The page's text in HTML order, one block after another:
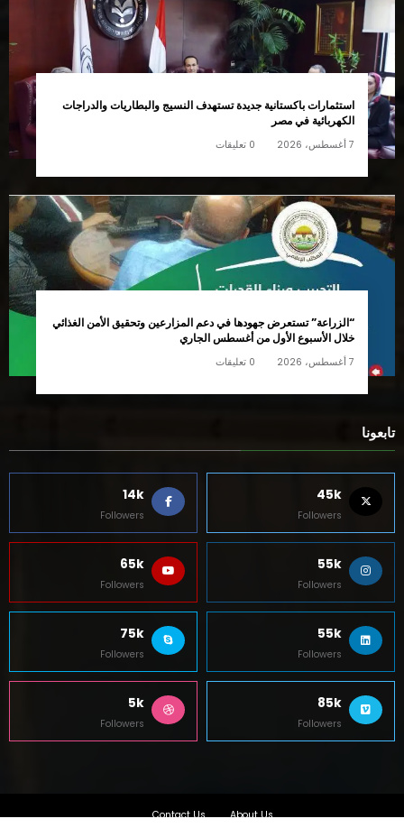
استثمارات باكستانية جديدة تستهدف النسيج والبطاريات والدراجات
الكهربائية في مصر
7 أغسطس، 2026 0 تعليقات
“الزراعة” تستعرض جهودها في دعم المزارعين وتحقيق الأمن الغذائي
خلال الأسبوع الأول من أغسطس الجاري
7 أغسطس، 2026 0 تعليقات
تابعونا
45k
Followers
14k
Followers
55k
Followers
65k
Followers
55k
Followers
75k
Followers
85k
Followers
5k
Followers
About Us
Contact Us